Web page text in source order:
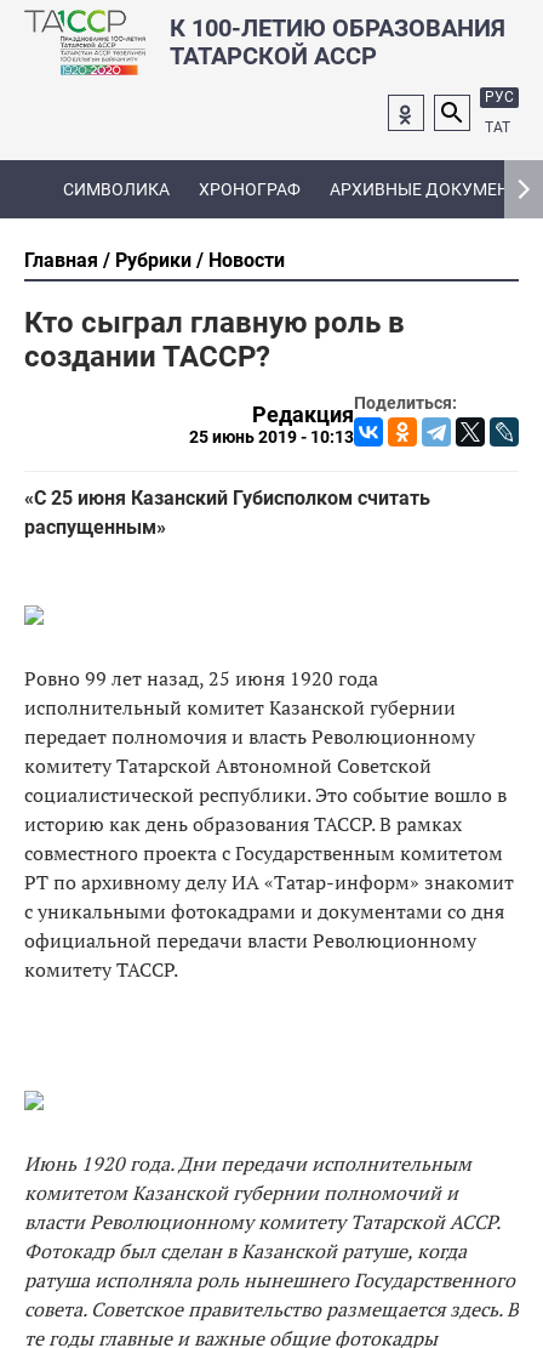
К 100-ЛЕТИЮ ОБРАЗОВАНИЯ
ТАТАРСКОЙ АССР
РУС
ТАТ
СИМВОЛИКА ХРОНОГРАФ АРХИВНЫЕ ДОКУМЕНТЫ
Главная Рубрики Новости
Кто сыграл главную роль в
создании ТАССР?
Поделиться:
Редакция
25 июнь 2019 - 10:13
«С 25 июня Казанский Губисполком считать
распущенным»
Ровно 99 лет назад, 25 июня 1920 года
исполнительный комитет Казанской губернии
передает полномочия и власть Революционному
комитету Татарской Автономной Советской
социалистической республики. Это событие вошло в
историю как день образования ТАССР. В рамках
совместного проекта с Государственным комитетом
РТ по архивному делу ИА «Татар-информ» знакомит
с уникальными фотокадрами и документами со дня
официальной передачи власти Революционному
комитету ТАССР.
Июнь 1920 года. Дни передачи исполнительным
комитетом Казанской губернии полномочий и
власти Революционному комитету Татарской АССР.
Фотокадр был сделан в Казанской ратуше, когда
ратуша исполняла роль нынешнего Государственного
совета. Советское правительство размещается здесь. В
те годы главные и важные общие фотокадры